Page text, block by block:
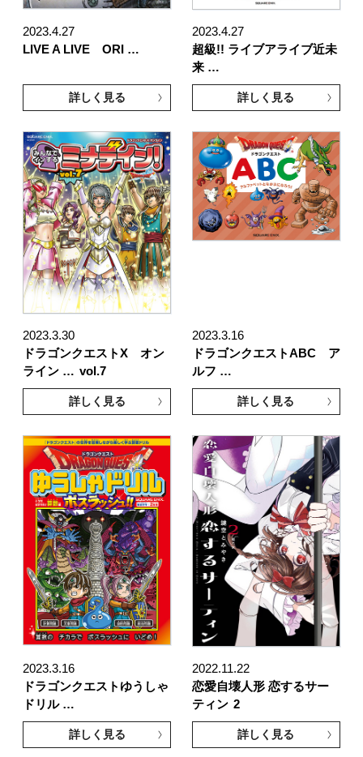
2023.4.27
LIVE A LIVE ORI …
詳しく見る
2023.4.27
超級!! ライブアライブ近未
来 …
詳しく見る
2023.3.30
ドラゴンクエストX オン
ライン … vol.7
詳しく見る
2023.3.16
ドラゴンクエストABC ア
ルフ …
詳しく見る
2023.3.16
ドラゴンクエストゆうしゃ
ドリル …
詳しく見る
2022.11.22
恋愛自壊人形 恋するサー
ティン 2
詳しく見る